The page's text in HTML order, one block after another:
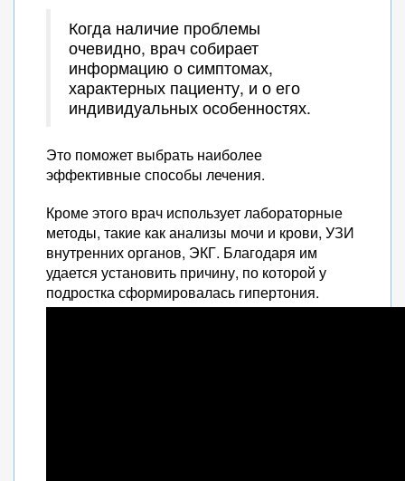
Когда наличие проблемы
очевидно, врач собирает
информацию о симптомах,
характерных пациенту, и о его
индивидуальных особенностях.
Это поможет выбрать наиболее
эффективные способы лечения.
Кроме этого врач использует лабораторные
методы, такие как анализы мочи и крови, УЗИ
внутренних органов, ЭКГ. Благодаря им
удается установить причину, по которой у
подростка сформировалась гипертония.